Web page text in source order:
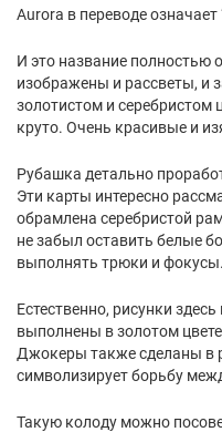
Aurora в переводе означает
И это название полностью
изображены и рассветы, и
золотистом и серебристом
круто. Очень красивые и
Рубашка детально
Эти карты интересно
обрамлена серебристой
не забыл оставить белые
выполнять трюки и фокусы.
Естественно, рисунки
выполнены в золотом
Джокеры также сделаны в
символизирует борьбу
Такую колоду можно